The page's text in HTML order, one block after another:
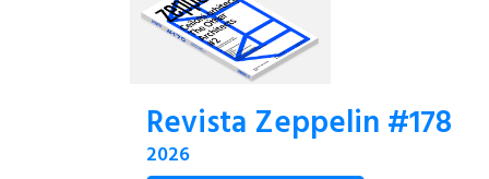
Revista Zeppelin #178
2026